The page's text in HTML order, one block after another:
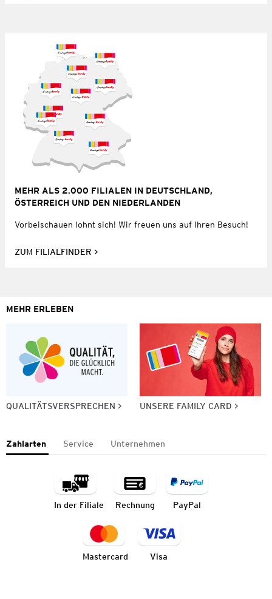
MEHR ALS 2.000 FILIALEN IN DEUTSCHLAND,
ÖSTERREICH UND DEN NIEDERLANDEN
Vorbeischauen lohnt sich! Wir freuen uns auf Ihren Besuch!
ZUM FILIALFINDER
MEHR ERLEBEN
QUALITÄTSVERSPRECHEN UNSERE FAMILY CARD
Zahlarten Service Unternehmen
In der Filiale Rechnung PayPal
Mastercard Visa